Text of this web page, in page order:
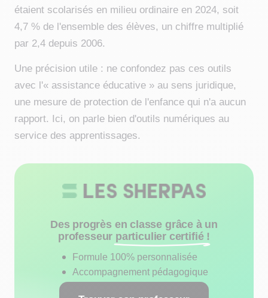
étaient scolarisés en milieu ordinaire en 2024, soit
4,7 % de l'ensemble des élèves, un chiffre multiplié
par 2,4 depuis 2006.
Une précision utile : ne confondez pas ces outils
avec l'« assistance éducative » au sens juridique,
une mesure de protection de l'enfance qui n'a aucun
rapport. Ici, on parle bien d'outils numériques au
service des apprentissages.
Des progrès en classe grâce à un
professeur particulier certifié !
Formule 100% personnalisée
Accompagnement pédagogique